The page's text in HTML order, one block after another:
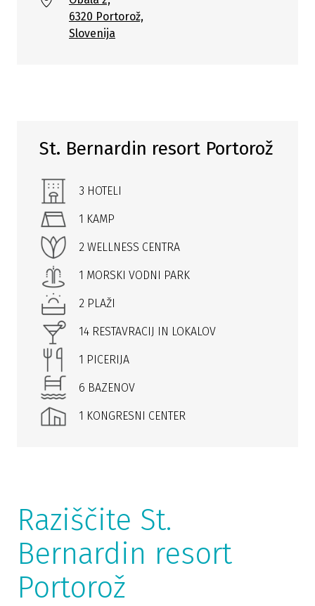
6320 Portorož,
Slovenija
St. Bernardin resort Portorož
3 HOTELI
1 KAMP
2 WELLNESS CENTRA
1 MORSKI VODNI PARK
2 PLAŽI
14 RESTAVRACIJ IN LOKALOV
1 PICERIJA
6 BAZENOV
1 KONGRESNI CENTER
Raziščite St.
Bernardin resort
Portorož